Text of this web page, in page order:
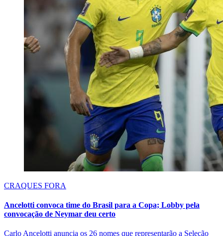
CRAQUES FORA
Ancelotti convoca time do Brasil para a Copa; Lobby pela
convocação de Neymar deu certo
Carlo Ancelotti anuncia os 26 nomes que representarão a Seleção